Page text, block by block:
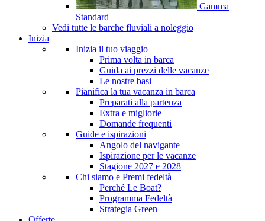
Gamma
Standard
Vedi tutte le barche fluviali a noleggio
Inizia
Inizia il tuo viaggio
Prima volta in barca
Guida ai prezzi delle vacanze
Le nostre basi
Pianifica la tua vacanza in barca
Preparati alla partenza
Extra e migliorie
Domande frequenti
Guide e ispirazioni
Angolo del navigante
Ispirazione per le vacanze
Stagione 2027 e 2028
Chi siamo e Premi fedeltà
Perché Le Boat?
Programma Fedeltà
Strategia Green